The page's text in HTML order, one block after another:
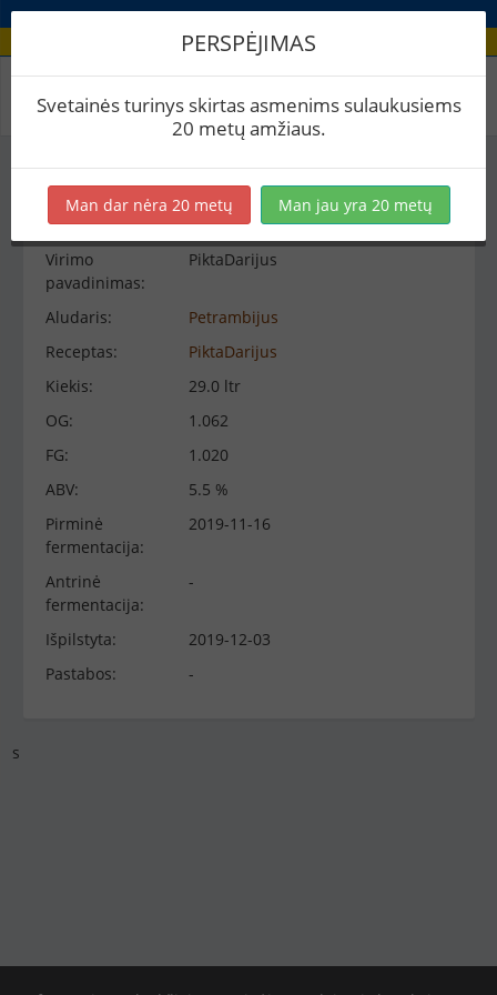
Virimo peržiūra
−
Virimo informacija
Virimo
pavadinimas:
PiktaDarijus
Aludaris:
Petrambijus
Receptas:
PiktaDarijus
Kiekis:
29.0 ltr
OG:
1.062
FG:
1.020
ABV:
5.5 %
Pirminė
fermentacija:
2019-11-16
Antrinė
fermentacija:
-
Išpilstyta:
2019-12-03
Pastabos:
-
s
PERSPĖJIMAS
Svetainės turinys skirtas asmenims sulaukusiems
20 metų amžiaus.
Man dar nėra 20 metų Man jau yra 20 metų